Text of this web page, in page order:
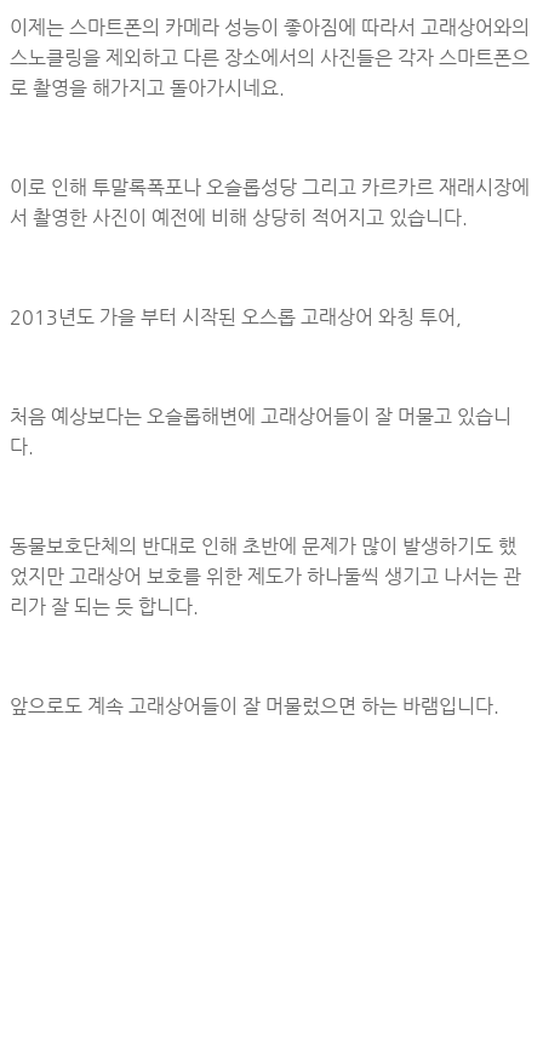
이제는 스마트폰의 카메라 성능이 좋아짐에 따라서 고래상어와의
스노클링을 제외하고 다른 장소에서의 사진들은 각자 스마트폰으
로 촬영을 해가지고 돌아가시네요.
이로 인해 투말록폭포나 오슬롭성당 그리고 카르카르 재래시장에
서 촬영한 사진이 예전에 비해 상당히 적어지고 있습니다.
2013년도 가을 부터 시작된 오스롭 고래상어 와칭 투어,
처음 예상보다는 오슬롭해변에 고래상어들이 잘 머물고 있습니
다.
동물보호단체의 반대로 인해 초반에 문제가 많이 발생하기도 했
었지만 고래상어 보호를 위한 제도가 하나둘씩 생기고 나서는 관
리가 잘 되는 듯 합니다.
앞으로도 계속 고래상어들이 잘 머물렀으면 하는 바램입니다.